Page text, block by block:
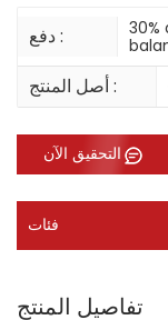
دفع :
أصل المنتج :
التحقيق الآن
فئات
تفاصيل المنتج